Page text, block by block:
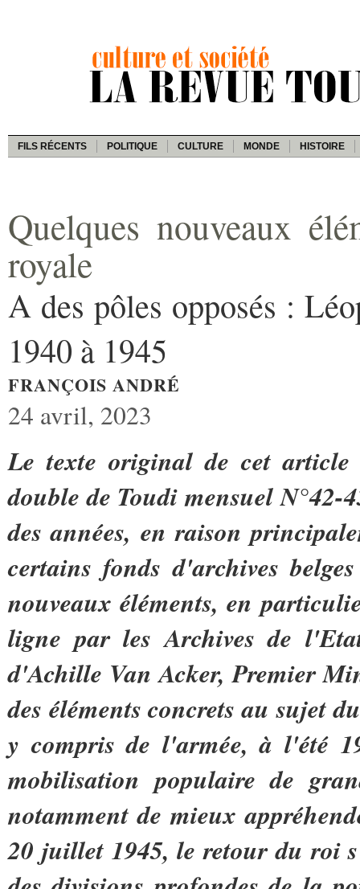
FILS RÉCENTS POLITIQUE CULTURE MONDE HISTOIRE
Quelques nouveaux
royale
A des pôles opposés :
1940 à 1945
FRANÇOIS ANDRÉ
24 avril, 2023
Le texte original de cet
double de Toudi mensuel
des années, en raison
certains fonds d'archives
nouveaux éléments, en
ligne par les Archives de
d'Achille Van Acker, Premier
des éléments concrets au sujet
y compris de l'armée, à l'été
mobilisation populaire de
notamment de mieux
20 juillet 1945, le retour du roi